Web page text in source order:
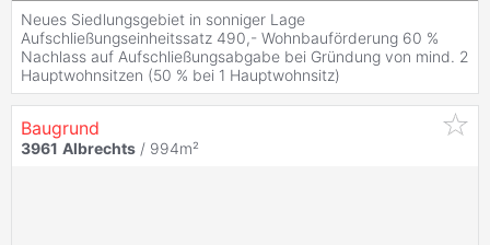
Neues Siedlungsgebiet in sonniger Lage
Aufschließungseinheitssatz 490,- Wohnbauförderung 60 %
Nachlass auf Aufschließungsabgabe bei Gründung von mind. 2
Hauptwohnsitzen (50 % bei 1 Hauptwohnsitz)
Baugrund
3961 Albrechts / 994m²